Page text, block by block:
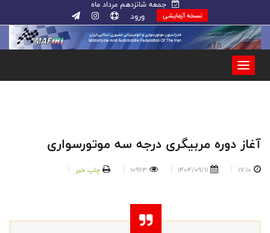
جمعه شانزدهم مرداد ماه
نسخه آزمایشی ورود
آغاز دوره مربیگری درجه سه موتورسواری
17:10
1404/09/11
10963 چاپ خبر